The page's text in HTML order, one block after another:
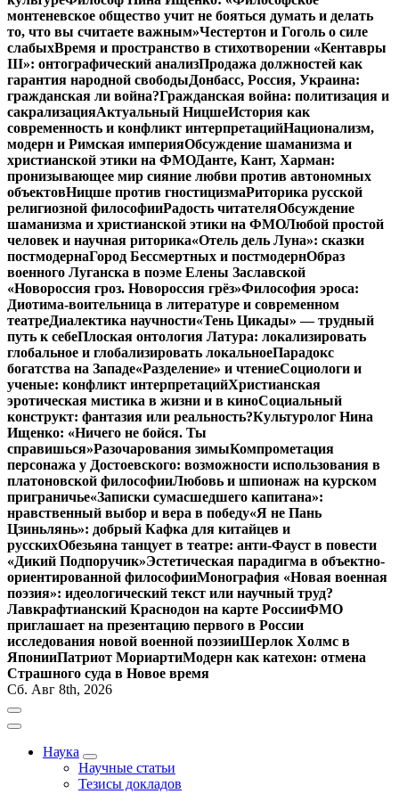
монтеневское общество учит не бояться думать и делать
то, что вы считаете важным»Честертон и Гоголь о силе
слабыхВремя и пространство в стихотворении «Кентавры
III»: онтографический анализПродажа должностей как
гарантия народной свободыДонбасс, Россия, Украина:
гражданская ли война?Гражданская война: политизация и
сакрализацияАктуальный НицшеИстория как
современность и конфликт интерпретацийНационализм,
модерн и Римская империяОбсуждение шаманизма и
христианской этики на ФМОДанте, Кант, Харман:
пронизывающее мир сияние любви против автономных
объектовНицше против гностицизмаРиторика русской
религиозной философииРадость читателяОбсуждение
шаманизма и христианской этики на ФМОЛюбой простой
человек и научная риторика«Отель дель Луна»: сказки
постмодернаГород Бессмертных и постмодернОбраз
военного Луганска в поэме Елены Заславской
«Новороссия гроз. Новороссия грёз»Философия эроса:
Диотима-воительница в литературе и современном
театреДиалектика научности«Тень Цикады» — трудный
путь к себеПлоская онтология Латура: локализировать
глобальное и глобализировать локальноеПарадокс
богатства на Западе«Разделение» и чтениеСоциологи и
ученые: конфликт интерпретацийХристианская
эротическая мистика в жизни и в киноСоциальный
конструкт: фантазия или реальность?Культуролог Нина
Ищенко: «Ничего не бойся. Ты
справишься»Разочарования зимыКомпрометация
персонажа у Достоевского: возможности использования в
платоновской философииЛюбовь и шпионаж на курском
приграничье«Записки сумасшедшего капитана»:
нравственный выбор и вера в победу«Я не Пань
Цзиньлянь»: добрый Кафка для китайцев и
русскихОбезьяна танцует в театре: анти-Фауст в повести
«Дикий Подпоручик»Эстетическая парадигма в объектно-
ориентированной философииМонография «Новая военная
поэзия»: идеологический текст или научный труд?
Лавкрафтианский Краснодон на карте РоссииФМО
приглашает на презентацию первого в России
исследования новой военной поэзииШерлок Холмс в
ЯпонииПатриот МориартиМодерн как катехон: отмена
Страшного суда в Новое время
Сб. Авг 8th, 2026
Наука
Научные статьи
Тезисы докладов